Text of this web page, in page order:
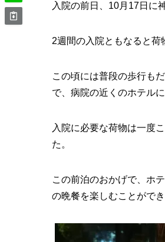
入院の前日、10月17日に
2週間の入院ともなると荷
この頃には普段の歩行も
で、病院の近くのホテル
入院に必要な荷物は一度
た。
この前泊のおかげで、ホ
の晩餐を楽しむことができ